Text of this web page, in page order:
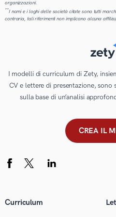
organizzazioni.
**I nomi e i loghi delle società citate sono tutti
contraria, tali riferimenti non implicano alcuna
I modelli di curriculum di Zety,
CV e lettere di presentazione, sono
sulla base di un’analisi
CREA IL
Curriculum